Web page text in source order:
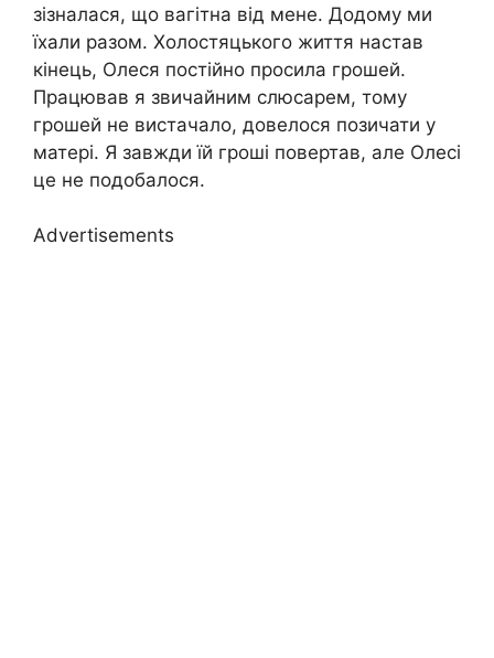
зізналася, що вагітна від мене. Додому ми
їхали разом. Холостяцького життя настав
кінець, Олеся постійно просила грошей.
Працював я звичайним слюсарем, тому
грошей не вистачало, довелося позичати у
матері. Я завжди їй гроші повертав, але Олесі
це не подобалося.
Advertisements